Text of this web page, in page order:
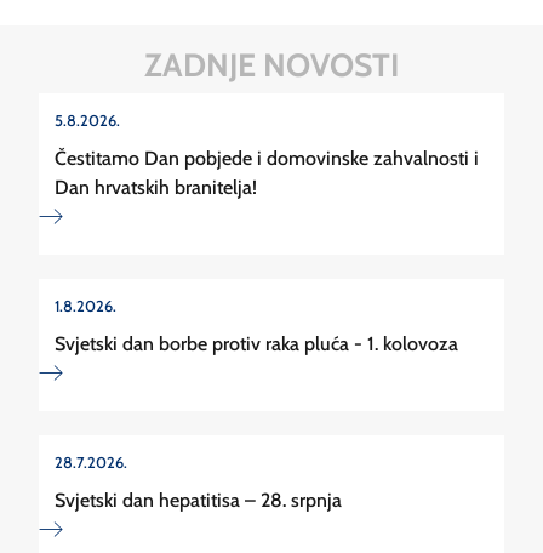
ZADNJE NOVOSTI
5.8.2026.
Čestitamo Dan pobjede i domovinske zahvalnosti i
Dan hrvatskih branitelja!
1.8.2026.
Svjetski dan borbe protiv raka pluća - 1. kolovoza
28.7.2026.
Svjetski dan hepatitisa – 28. srpnja